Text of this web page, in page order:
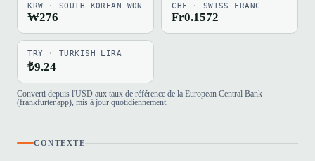
KRW · SOUTH KOREAN WON
₩276
CHF · SWISS FRANC
Fr0.1572
TRY · TURKISH LIRA
₺9.24
Converti depuis l'USD aux taux de référence de la European Central Bank
(frankfurter.app), mis à jour quotidiennement.
CONTEXTE